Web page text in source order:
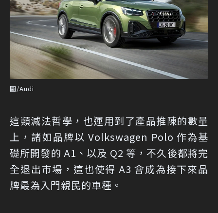
圖/Audi
這類減法哲學，也運用到了產品推陳的數量
上，諸如品牌以 Volkswagen Polo 作為基
礎所開發的 A1、以及 Q2 等，不久後都將完
全退出市場，這也使得 A3 會成為接下來品
牌最為入門親民的車種。